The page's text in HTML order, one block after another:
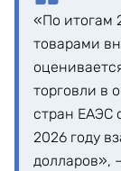
«По итогам
товарами
торговли в
стран ЕАЭС
2026 году
долларов»,